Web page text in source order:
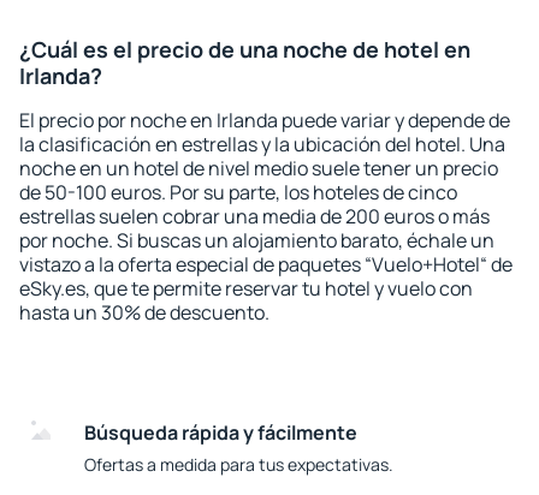
¿Cuál es el precio de una noche de hotel en
Irlanda?
El precio por noche en Irlanda puede variar y depende de
la clasificación en estrellas y la ubicación del hotel. Una
noche en un hotel de nivel medio suele tener un precio
de 50-100 euros. Por su parte, los hoteles de cinco
estrellas suelen cobrar una media de 200 euros o más
por noche. Si buscas un alojamiento barato, échale un
vistazo a la oferta especial de paquetes “Vuelo+Hotel“ de
eSky.es, que te permite reservar tu hotel y vuelo con
hasta un 30% de descuento.
Búsqueda rápida y fácilmente
Ofertas a medida para tus expectativas.